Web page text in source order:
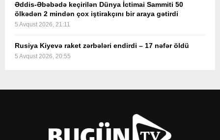
Əddis-Əbəbədə keçirilən Dünya İctimai Sammiti 50
ölkədən 2 mindən çox iştirakçını bir araya gətirdi
5 Avqust 2026, 21:11
Rusiya Kiyevə raket zərbələri endirdi – 17 nəfər öldü
5 Avqust 2026, 20:55